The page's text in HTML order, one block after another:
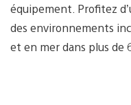
équipement. Profitez
des environnements
et en mer dans plus de